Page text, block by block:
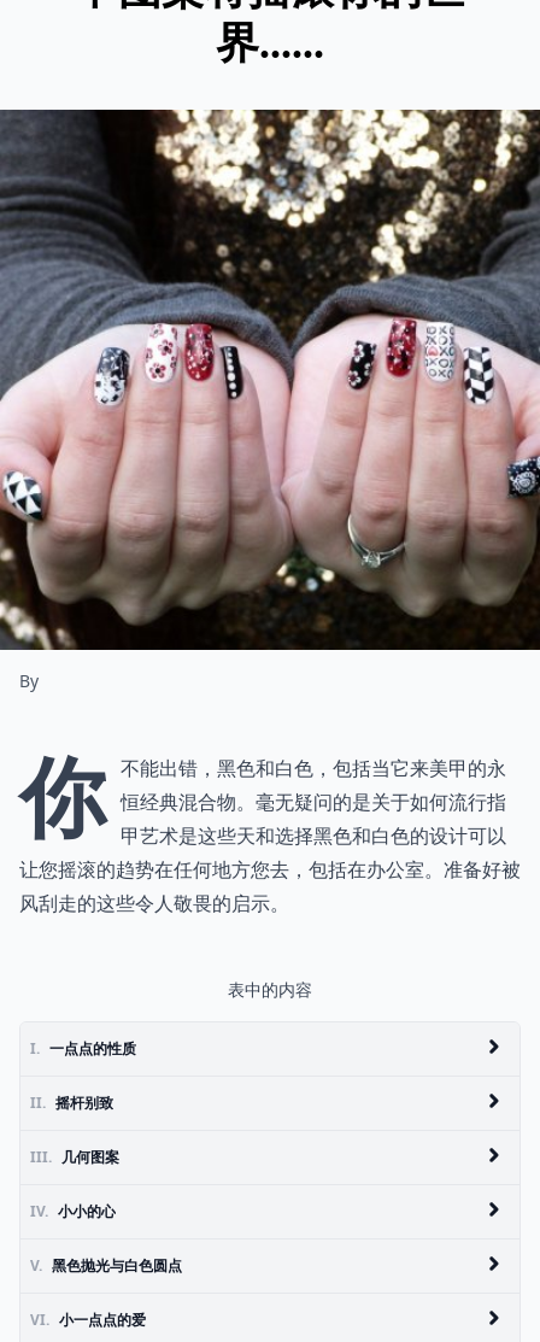
界......
By
你 不能出错，黑色和白色，包括当它来美甲的永
恒经典混合物。毫无疑问的是关于如何流行指
甲艺术是这些天和选择黑色和白色的设计可以
让您摇滚的趋势在任何地方您去，包括在办公室。准备好被
风刮走的这些令人敬畏的启示。
表中的内容
I. 一点点的性质
II. 摇杆别致
III. 几何图案
IV. 小小的心
V. 黑色抛光与白色圆点
VI. 小一点点的爱